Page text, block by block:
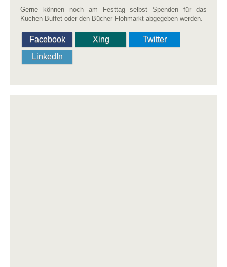
Gerne können noch am Festtag selbst Spenden für das
Kuchen-Buffet oder den Bücher-Flohmarkt abgegeben werden.
Facebook Xing
Twitter
LinkedIn